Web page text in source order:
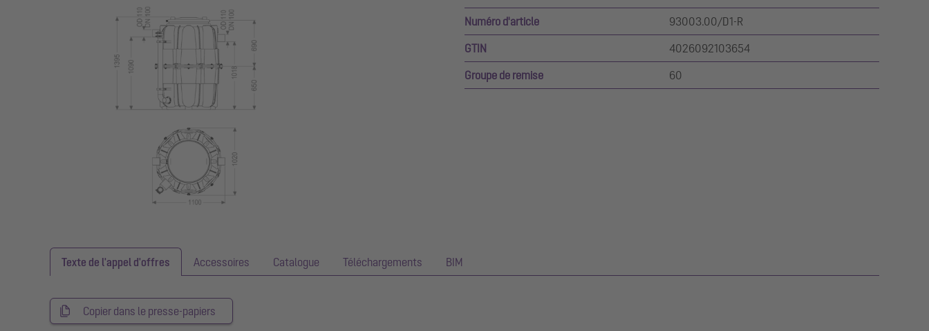
Numéro d'article 93003.00/D1-R
GTIN 4026092103654
Groupe de remise 60
Texte de l'appel d'offres Accessoires Catalogue Téléchargements BIM
Copier dans le presse-papiers